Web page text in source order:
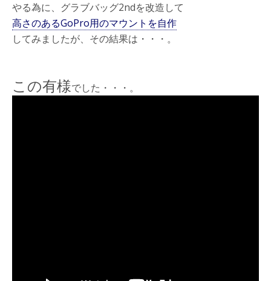
やる為に、グラブバッグ2ndを改造して
高さのあるGoPro用のマウントを自作
してみましたが、その結果は・・・。
この有様でした・・・。